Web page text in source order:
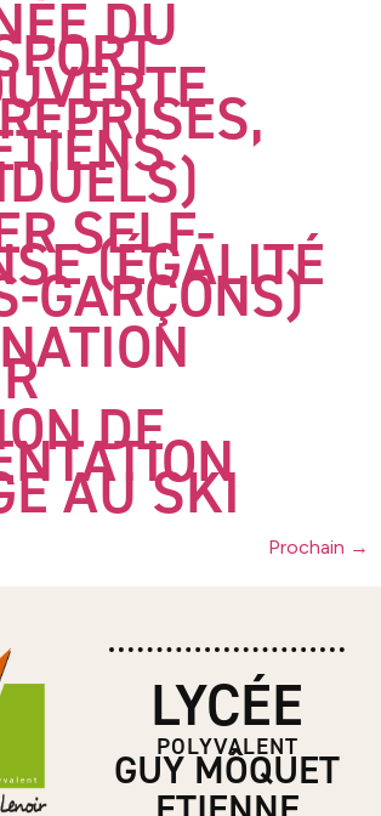
DU
SELF-
(ÉGALITÉ
GARÇONS)
DE
AU SKI
Prochain →
LYCÉE
POLYVALENT
GUY MÔQUET